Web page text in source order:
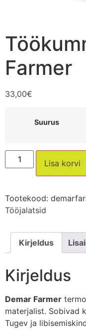
Farmer
33,00€
Suurus
Lisa korvi
Tootekood:
Tööjalatsid
Kirjeldus
Kirjeldus
Demar Farmer
materjalist. Sobivad
Tugev ja